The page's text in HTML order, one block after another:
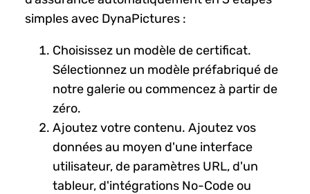
simples avec DynaPictures :
Choisissez un modèle de certificat.
Sélectionnez un modèle préfabriqué de
notre galerie ou commencez à partir de
zéro.
Ajoutez votre contenu. Ajoutez vos
données au moyen d'une interface
utilisateur, de paramètres URL, d'un
tableur, d'intégrations No-Code ou